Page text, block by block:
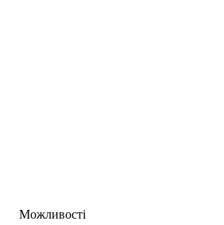
Можливості